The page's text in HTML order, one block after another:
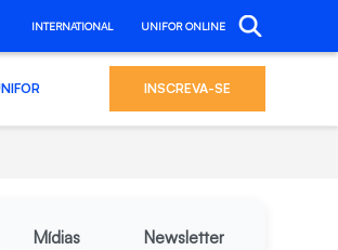
INTERNATIONAL UNIFOR ONLINE
INSCREVA-SE
Mídias Newsletter